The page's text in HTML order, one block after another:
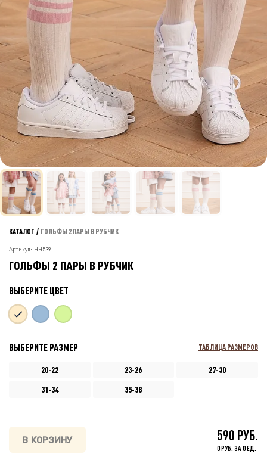
КАТАЛОГ / ГОЛЬФЫ 2 ПАРЫ В РУБЧИК
Артикул: НН539
ГОЛЬФЫ 2 ПАРЫ В РУБЧИК
ВЫБЕРИТЕ ЦВЕТ
ВЫБЕРИТЕ РАЗМЕР ТАБЛИЦА РАЗМЕРОВ
20-22 23-26
27-30
31-34
35-38
В КОРЗИНУ 590 РУБ.
0 РУБ. ЗА 0 ЕД.